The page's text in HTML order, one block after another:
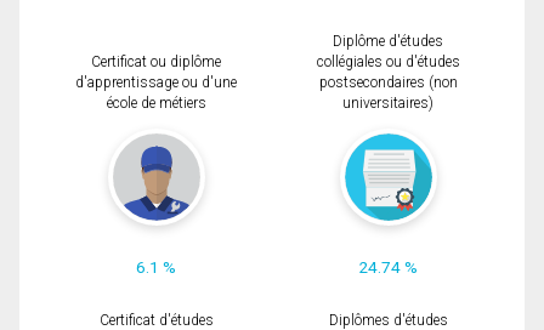
Certificat ou diplôme
d'apprentissage ou d'une
école de métiers
6.1 %
Diplôme d'études
collégiales ou d'études
postsecondaires (non
universitaires)
24.74 %
Certificat d'études
Diplômes d'études